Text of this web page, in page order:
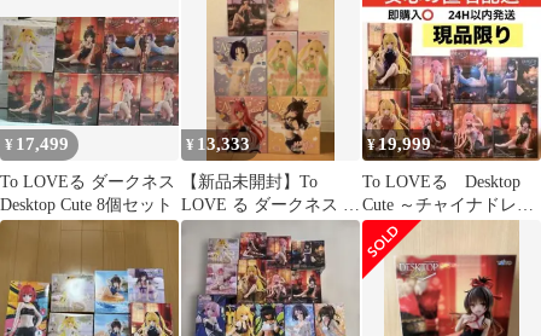
Cute G&G Bicute など
【720】
柑・春菜
¥ 17,499
To LOVEる ダークネス
Desktop Cute 8個セット
¥ 13,333
【新品未開封】To
LOVE る ダークネス フ
ィギュア 10体まとめ売
¥19,999
To LOVEる Desktop
Cute ～チャイナドレス
ver.～ 全８種